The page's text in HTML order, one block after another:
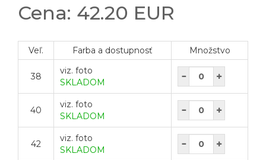
Cena: 42.20 EUR
Veľ. Farba a dostupnosť Množstvo
38
viz. foto
SKLADOM
40
viz. foto
SKLADOM
42
viz. foto
SKLADOM